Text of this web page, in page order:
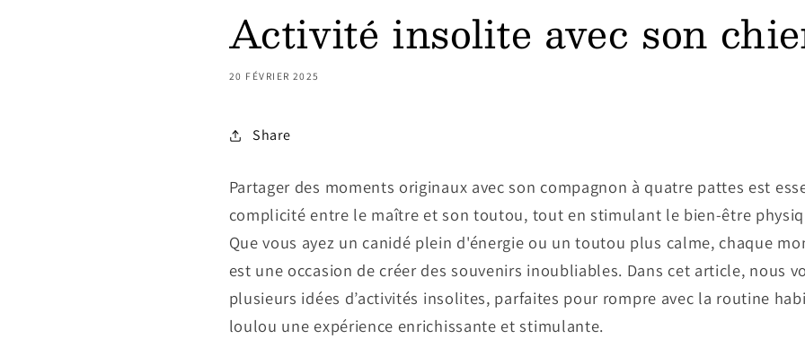
Activité insolite avec son
20 FÉVRIER 2025
Share
Partager des moments originaux avec son compagnon à quatre pattes est
complicité entre le maître et son toutou, tout en stimulant le bien-être
Que vous ayez un canidé plein d'énergie ou un toutou plus calme, chaque
est une occasion de créer des souvenirs inoubliables. Dans cet article, nous
plusieurs idées d’activités insolites, parfaites pour rompre avec la routine
loulou une expérience enrichissante et stimulante.